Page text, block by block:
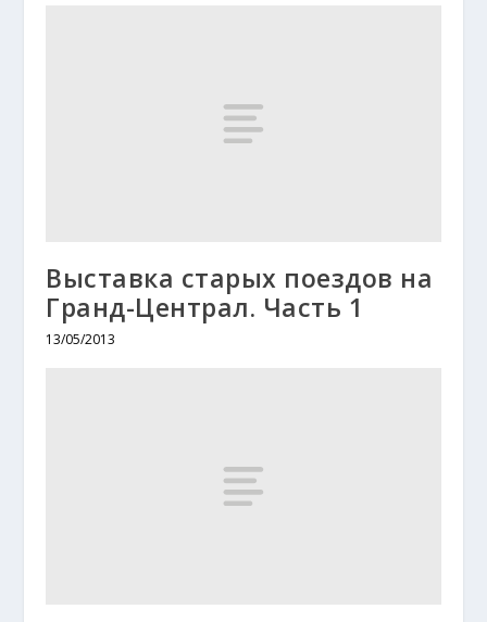
Выставка старых поездов на
Гранд-Централ. Часть 1
13/05/2013